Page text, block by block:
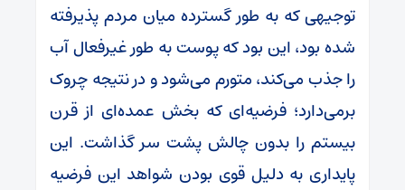
توجیهی که به طور گسترده میان مردم پذیرفته
شده بود، این بود که پوست به طور غیرفعال آب
را جذب می‌کند، متورم می‌شود و در نتیجه چروک
برمی‌دارد؛ فرضیه‌ای که بخش عمده‌ای از قرن
بیستم را بدون چالش پشت سر گذاشت. این
پایداری به دلیل قوی بودن شواهد این فرضیه